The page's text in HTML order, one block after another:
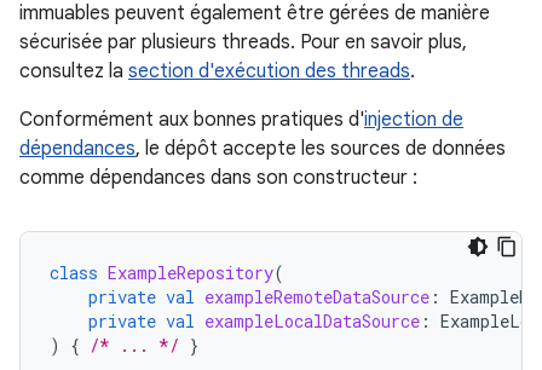
immuables peuvent également être gérées de manière
sécurisée par plusieurs threads. Pour en savoir plus,
consultez la section d'exécution des threads.
Conformément aux bonnes pratiques d'injection de
dépendances, le dépôt accepte les sources de données
comme dépendances dans son constructeur :
class ExampleRepository(
private val exampleRemoteDataSource :
private val exampleLocalDataSource :
)
{ /* ... */ }